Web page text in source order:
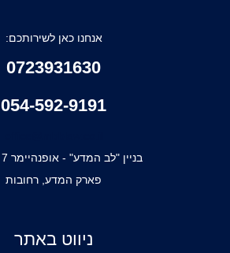
אנחנו כאן לשירותכם:
0723931630
054-592-9191
בניין "לב המדע" - אופנהיימר 7 קומה 2
פארק המדע, רחובות
ניווט באתר